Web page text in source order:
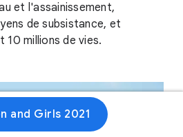
et l'assainissement,
de subsistance, et
millions de vies.
and Girls 2021